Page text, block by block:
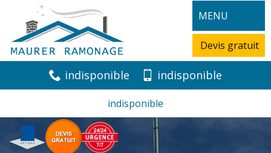
MENU
Devis gratuit
indisponible indisponible
indisponible